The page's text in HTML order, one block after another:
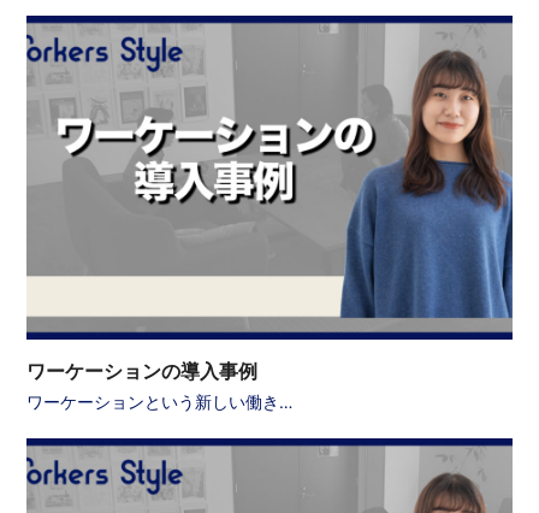
ワーケーションの導入事例
ワーケーションという新しい働き…